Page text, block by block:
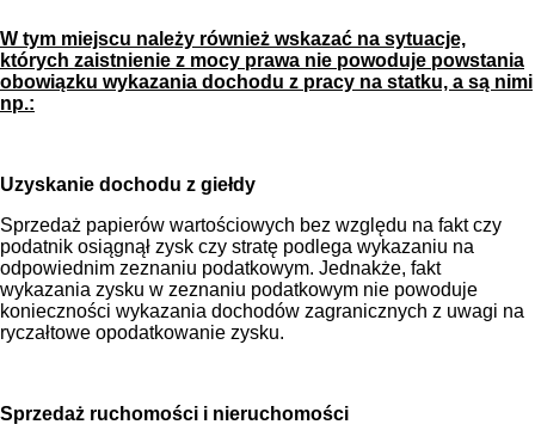
W tym miejscu należy również wskazać na sytuacje,
których zaistnienie z mocy prawa nie powoduje powstania
obowiązku wykazania dochodu z pracy na statku, a są nimi
np.:
Uzyskanie dochodu z giełdy
Sprzedaż papierów wartościowych bez względu na fakt czy
podatnik osiągnął zysk czy stratę podlega wykazaniu na
odpowiednim zeznaniu podatkowym. Jednakże, fakt
wykazania zysku w zeznaniu podatkowym nie powoduje
konieczności wykazania dochodów zagranicznych z uwagi na
ryczałtowe opodatkowanie zysku.
Sprzedaż ruchomości i nieruchomości